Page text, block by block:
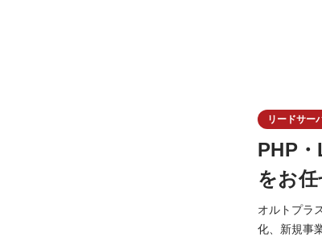
リードサー
PHP
をお任
オルトプラ
化、新規事業の